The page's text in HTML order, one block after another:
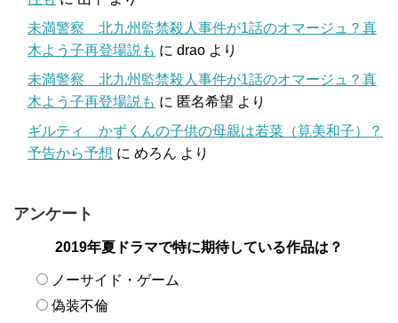
未満警察 北九州監禁殺人事件が1話のオマージュ？真
木よう子再登場説も に drao より
未満警察 北九州監禁殺人事件が1話のオマージュ？真
木よう子再登場説も に 匿名希望 より
ギルティ かずくんの子供の母親は若菜（筧美和子）？
予告から予想 に めろん より
アンケート
2019年夏ドラマで特に期待している作品は？
ノーサイド・ゲーム
偽装不倫